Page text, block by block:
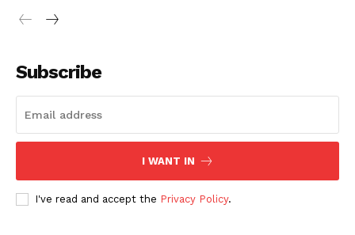
Subscribe
I WANT IN
I've read and accept the Privacy Policy.